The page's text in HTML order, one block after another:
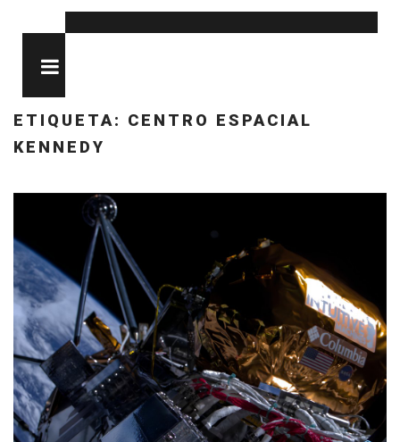
ETIQUETA: CENTRO ESPACIAL
KENNEDY